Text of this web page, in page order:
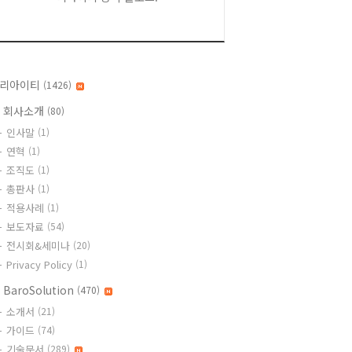
아이티 (1426)
사소개 (80)
인사말 (1)
연혁 (1)
조직도 (1)
총판사 (1)
적용사례 (1)
보도자료 (54)
전시회&세미나 (20)
Privacy Policy (1)
(470)
소개서 (21)
가이드 (74)
(289)